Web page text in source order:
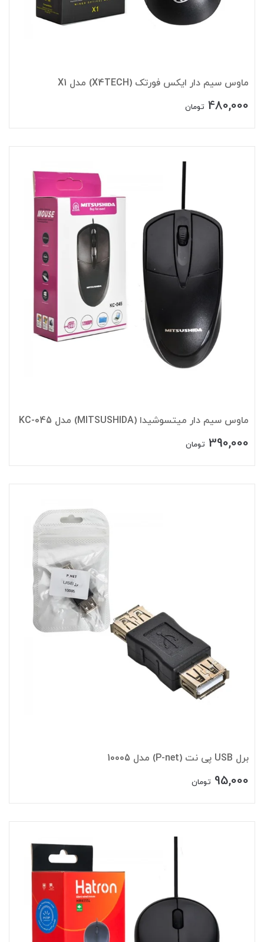
ماوس سیم دار ایکس فورتک (X4TECH) مدل X1
480,000 تومان
ماوس سیم دار میتسوشیدا (MITSUSHIDA) مدل KC-045
390,000 تومان
برل USB پی نت (P-net) مدل 10005
95,000 تومان